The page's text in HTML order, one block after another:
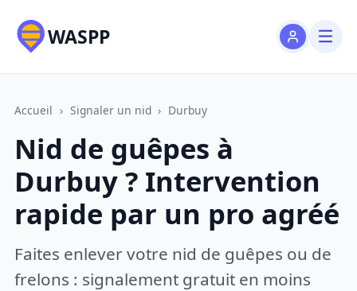
WASPP
Accueil › Signaler un nid › Durbuy
Nid de guêpes à
Durbuy ? Intervention
rapide par un pro agréé
Faites enlever votre nid de guêpes ou de
frelons : signalement gratuit en moins